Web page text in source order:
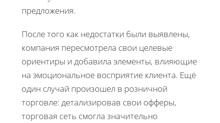
предложения.
После того как недостатки были выявлены,
компания пересмотрела свои целевые
ориентиры и добавила элементы, влияющие
на эмоциональное восприятие клиента. Ещё
один случай произошел в розничной
торговле: детализировав свои офферы,
торговая сеть смогла значительно